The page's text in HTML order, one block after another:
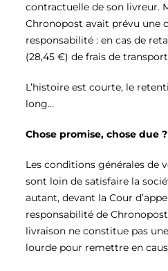
contractuelle de son livreur.
Chronopost avait prévu une
responsabilité : en cas de
(28,45 €) de frais de
L’histoire est courte, le
long…
Chose promise, chose due ?
Les conditions générales de
sont loin de satisfaire la
autant, devant la Cour
responsabilité de
livraison ne constitue pas
lourde pour remettre en